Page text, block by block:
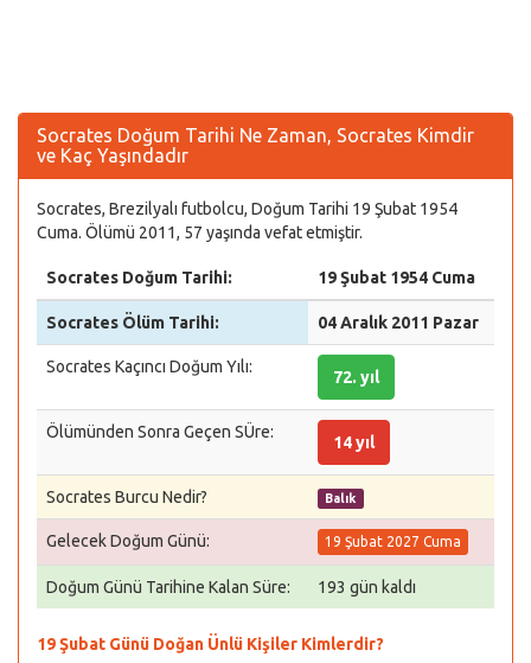
Socrates Doğum Tarihi Ne Zaman, Socrates Kimdir
ve Kaç Yaşındadır
Socrates, Brezilyalı futbolcu, Doğum Tarihi 19 Şubat 1954
Cuma. Ölümü 2011, 57 yaşında vefat etmiştir.
Socrates Doğum Tarihi: 19 Şubat 1954 Cuma
Socrates Ölüm Tarihi: 04 Aralık 2011 Pazar
Socrates Kaçıncı Doğum Yılı:
72. yıl
Ölümünden Sonra Geçen SÜre:
14 yıl
Socrates Burcu Nedir? Balık
Gelecek Doğum Günü: 19 Şubat 2027 Cuma
Doğum Günü Tarihine Kalan Süre: 193 gün kaldı
19 Şubat Günü Doğan Ünlü Kişiler Kimlerdir?